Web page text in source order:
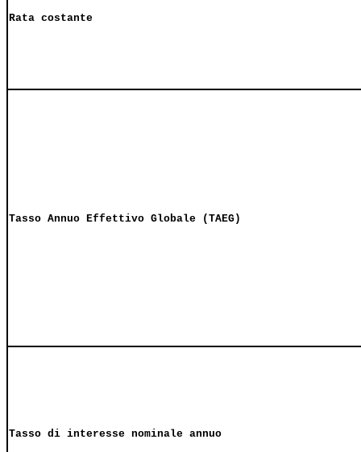
Rata costante
Tasso Annuo Effettivo Globale (TAEG)
Tasso di interesse nominale annuo